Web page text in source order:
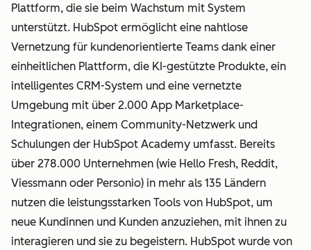
Plattform, die sie beim Wachstum mit System
unterstützt. HubSpot ermöglicht eine nahtlose
Vernetzung für kundenorientierte Teams dank einer
einheitlichen Plattform, die KI-gestützte Produkte, ein
intelligentes CRM-System und eine vernetzte
Umgebung mit über 2.000 App Marketplace-
Integrationen, einem Community-Netzwerk und
Schulungen der HubSpot Academy umfasst. Bereits
über 278.000 Unternehmen (wie Hello Fresh, Reddit,
Viessmann oder Personio) in mehr als 135 Ländern
nutzen die leistungsstarken Tools von HubSpot, um
neue Kundinnen und Kunden anzuziehen, mit ihnen zu
interagieren und sie zu begeistern. HubSpot wurde von